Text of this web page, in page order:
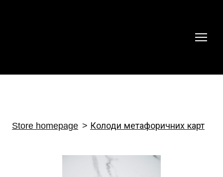
Store homepage Колоди метафоричних карт